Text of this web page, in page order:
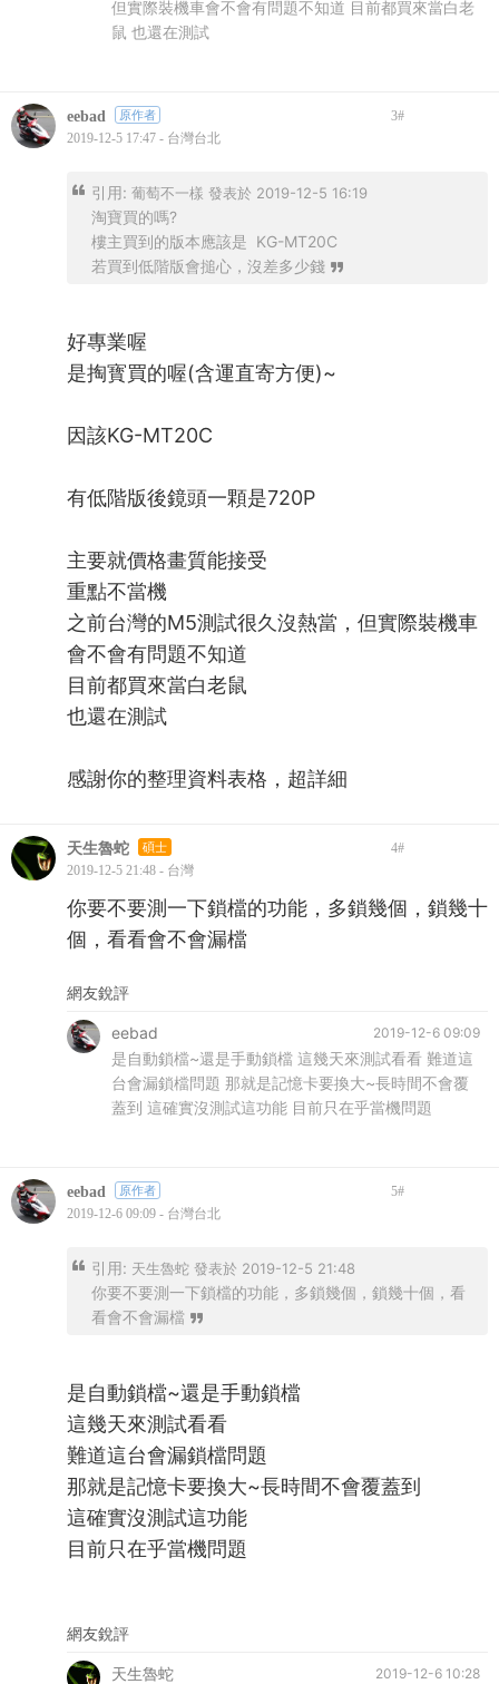
但實際裝機車會不會有問題不知道 目前都買來當白老
鼠 也還在測試
eebad 原作者 3#
2019-12-5 17:47 - 台灣台北
引用: 葡萄不一樣 發表於 2019-12-5 16:19
淘寶買的嗎?
樓主買到的版本應該是 KG-MT20C
若買到低階版會搥心，沒差多少錢
好專業喔
是掏寳買的喔(含運直寄方便)~
因該KG-MT20C
有低階版後鏡頭一顆是720P
主要就價格畫質能接受
重點不當機
之前台灣的M5測試很久沒熱當，但實際裝機車
會不會有問題不知道
目前都買來當白老鼠
也還在測試
感謝你的整理資料表格，超詳細
天生魯蛇 碩士 4#
2019-12-5 21:48 - 台灣
你要不要測一下鎖檔的功能，多鎖幾個，鎖幾十
個，看看會不會漏檔
網友銳評
2019-12-6 09:09
eebad
是自動鎖檔~還是手動鎖檔 這幾天來測試看看 難道這
台會漏鎖檔問題 那就是記憶卡要換大~長時間不會覆
蓋到 這確實沒測試這功能 目前只在乎當機問題
eebad 原作者 5#
2019-12-6 09:09 - 台灣台北
引用: 天生魯蛇 發表於 2019-12-5 21:48
你要不要測一下鎖檔的功能，多鎖幾個，鎖幾十個，看
看會不會漏檔
是自動鎖檔~還是手動鎖檔
這幾天來測試看看
難道這台會漏鎖檔問題
那就是記憶卡要換大~長時間不會覆蓋到
這確實沒測試這功能
目前只在乎當機問題
網友銳評
2019-12-6 10:28
天生魯蛇